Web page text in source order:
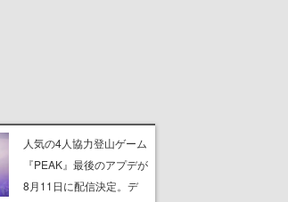
人気の4人協力登山ゲーム
『PEAK』最後のアプデが
8月11日に配信決定。デ